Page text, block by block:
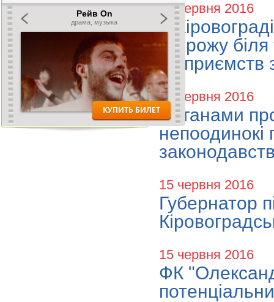
15 червня 2016
У
огорожу
підприємств
15 червня 2016
Органами
непоодинокі
15 червня 2016
Губернатор
15 червня 2016
ФК